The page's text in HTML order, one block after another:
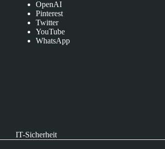
OpenAI
Pinterest
Twitter
YouTube
WhatsApp
IT-Sicherheit